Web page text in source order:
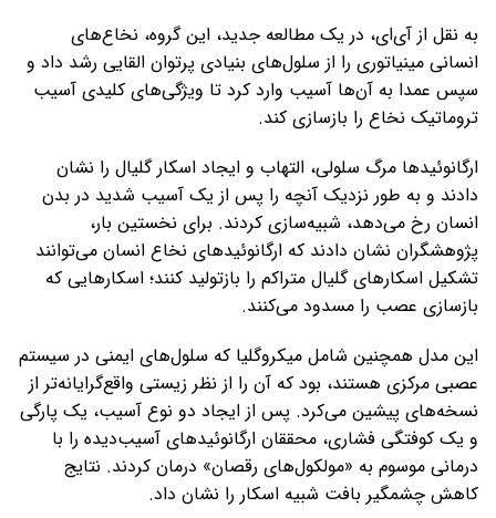
به نقل از آی‌ای، در یک مطالعه جدید، این گروه، نخاع‌های
انسانی مینیاتوری را از سلول‌های بنیادی پرتوان القایی رشد داد و
سپس عمدا به آن‌ها آسیب وارد کرد تا ویژگی‌های کلیدی آسیب
تروماتیک نخاع را بازسازی کند.
ارگانوئیدها مرگ سلولی، التهاب و ایجاد اسکار گلیال را نشان
دادند و به ‌طور نزدیک آنچه را پس از یک آسیب شدید در بدن
انسان رخ می‌دهد، شبیه‌سازی کردند. برای نخستین بار،
پژوهشگران نشان دادند که ارگانوئیدهای نخاع انسان می‌توانند
تشکیل اسکارهای گلیال متراکم را بازتولید کنند؛ اسکارهایی که
بازسازی عصب را مسدود می‌کنند.
این مدل همچنین شامل میکروگلیا که سلول‌های ایمنی در سیستم
عصبی مرکزی هستند، بود که آن را از نظر زیستی واقع‌گرایانه‌تر از
نسخه‌های پیشین می‌کرد. پس از ایجاد دو نوع آسیب، یک پارگی
و یک کوفتگی فشاری، محققان ارگانوئیدهای آسیب‌دیده را با
درمانی موسوم به «مولکول‌های رقصان» درمان کردند. نتایج
کاهش چشمگیر بافت شبیه اسکار را نشان داد.